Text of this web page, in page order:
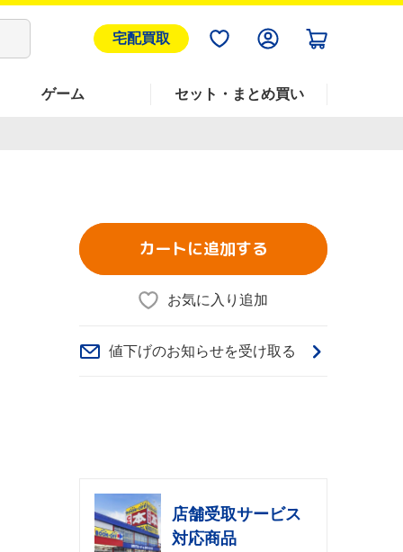
宅配買取
ゲーム セット・まとめ買い
カートに追加する
お気に入り追加
値下げのお知らせを受け取る
店舗受取サービス
対応商品